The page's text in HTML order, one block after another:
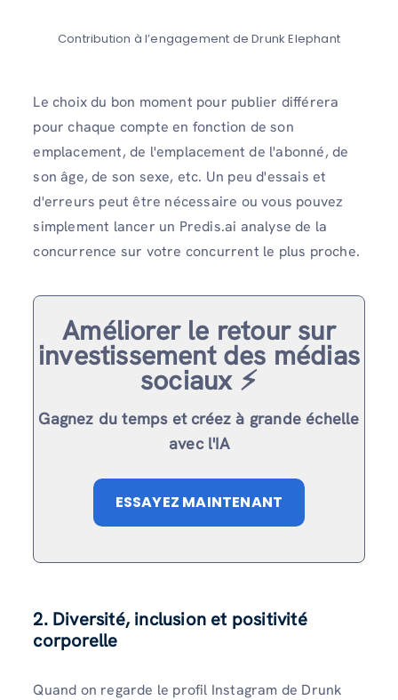
Contribution à l’engagement de Drunk Elephant
Le choix du bon moment pour publier différera
pour chaque compte en fonction de son
emplacement, de l'emplacement de l'abonné, de
son âge, de son sexe, etc. Un peu d'essais et
d'erreurs peut être nécessaire ou vous pouvez
simplement lancer un Predis.ai analyse de la
concurrence sur votre concurrent le plus proche.
Améliorer le retour sur
investissement des médias
sociaux ⚡️
Gagnez du temps et créez à grande échelle
avec l'IA
ESSAYEZ MAINTENANT
2. Diversité, inclusion et positivité
corporelle
Quand on regarde le profil Instagram de Drunk